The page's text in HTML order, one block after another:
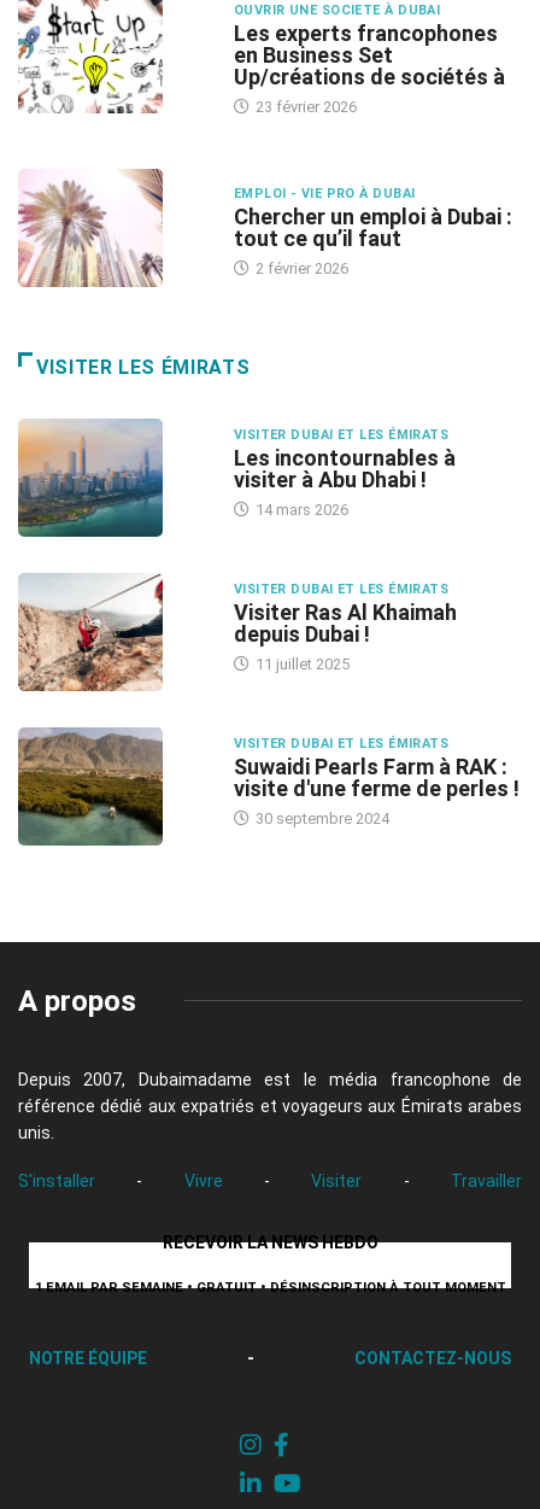
OUVRIR UNE SOCIETE À DUBAI
Les experts francophones
en Business Set
Up/créations de sociétés à
23 février 2026
EMPLOI - VIE PRO À DUBAI
Chercher un emploi à Dubai :
tout ce qu’il faut
2 février 2026
VISITER LES ÉMIRATS
VISITER DUBAI ET LES ÉMIRATS
Les incontournables à
visiter à Abu Dhabi !
14 mars 2026
VISITER DUBAI ET LES ÉMIRATS
Visiter Ras Al Khaimah
depuis Dubai !
11 juillet 2025
VISITER DUBAI ET LES ÉMIRATS
Suwaidi Pearls Farm à RAK :
visite d'une ferme de perles !
30 septembre 2024
A propos
Depuis 2007, Dubaimadame est le média francophone de
référence dédié aux expatriés et voyageurs aux Émirats arabes
unis.
S'installer - Vivre - Visiter - Travailler
RECEVOIR LA NEWS HEBDO
1 EMAIL PAR SEMAINE • GRATUIT • DÉSINSCRIPTION À TOUT MOMENT
NOTRE ÉQUIPE - CONTACTEZ-NOUS